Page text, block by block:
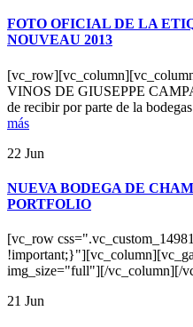
FOTO OFICIAL DE LA
NOUVEAU 2013
VINOS DE GIUSEPPE
de recibir por parte de la
más
22 Jun
NUEVA BODEGA DE
PORTFOLIO
[vc_row
img_size="full"][/vc_column][/
21 Jun